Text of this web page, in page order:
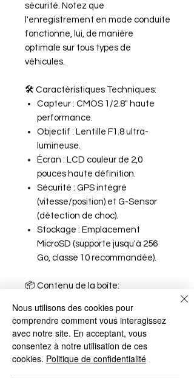
sécurité. Notez que
l'enregistrement en mode conduite
fonctionne, lui, de manière
optimale sur tous types de
véhicules.
🛠 Caractéristiques Techniques:
Capteur : CMOS 1/2.8" haute
performance.
Objectif : Lentille F1.8 ultra-
lumineuse.
Écran : LCD couleur de 2,0
pouces haute définition.
Sécurité : GPS intégré
(vitesse/position) et G-Sensor
(détection de choc).
Stockage : Emplacement
MicroSD (supporte jusqu'à 256
Go, classe 10 recommandée).
📦 Contenu de la boîte:
Filtre polarisant de haute qualité
Support magnétique "Click & Go"
(adhésif & ventouse)
Adaptateur allume-cigare (12-
Nous utilisons des cookies pour
comprendre comment vous interagissez
avec notre site. En acceptant, vous
consentez à notre utilisation de ces
cookies. Politique de confidentialité